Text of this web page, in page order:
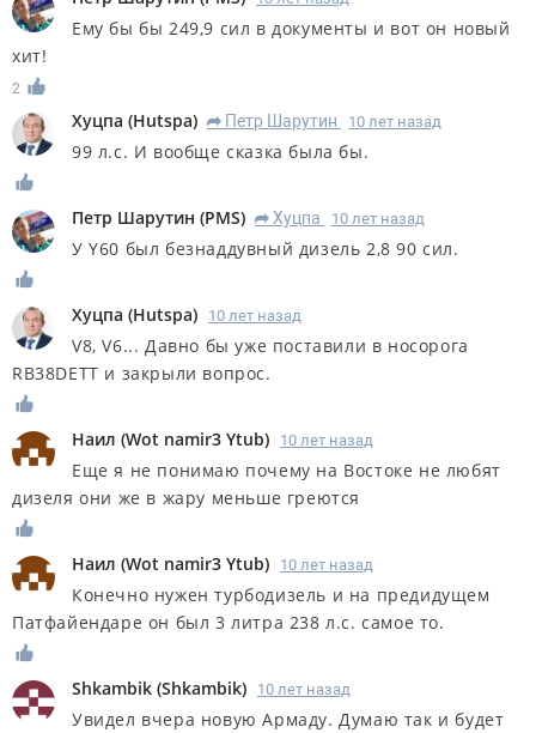
Ему бы бы 249,9 сил в документы и вот он новый
хит!
2
Хуцпа (Hutspa) R Петр Шарутин 10 лет назад
99 л.с. И вообще сказка была бы.
Петр Шарутин (PMS) R Хуцпа 10 лет назад
У Y60 был безнаддувный дизель 2,8 90 сил.
Хуцпа (Hutspa) 10 лет назад
V8, V6... Давно бы уже поставили в носорога
RB38DETT и закрыли вопрос.
Наил (Wot namir3 Ytub) 10 лет назад
Еще я не понимаю почему на Востоке не любят
дизеля они же в жару меньше греются
Наил (Wot namir3 Ytub) 10 лет назад
Конечно нужен турбодизель и на предидущем
Патфайендаре он был 3 литра 238 л.с. самое то.
Shkambik (Shkambik) 10 лет назад
Увидел вчера новую Армаду. Думаю так и будет